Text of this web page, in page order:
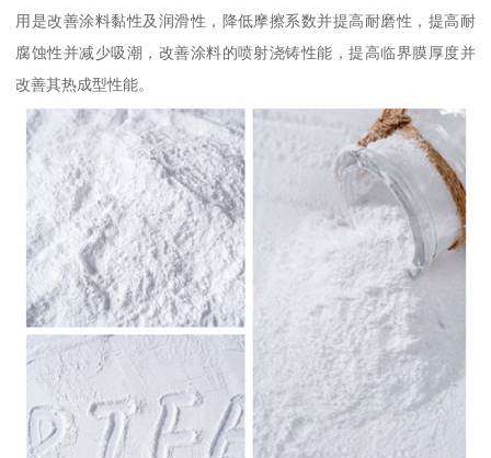
用是改善涂料黏性及润滑性，降低摩擦系数并提高耐磨性，提高耐
腐蚀性并减少吸潮，改善涂料的喷射浇铸性能，提高临界膜厚度并
改善其热成型性能。